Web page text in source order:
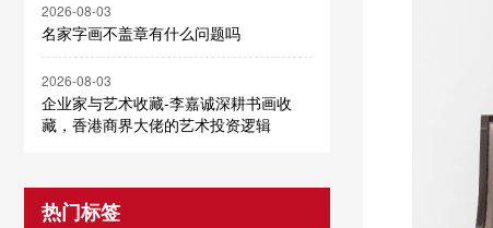
2026-08-03
名家字画不盖章有什么问题吗
2026-08-03
企业家与艺术收藏-李嘉诚深耕书画收
藏，香港商界大佬的艺术投资逻辑
热门标签